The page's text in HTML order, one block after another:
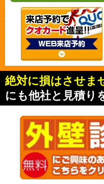
絶対に損はさせま
にも他社と見積り